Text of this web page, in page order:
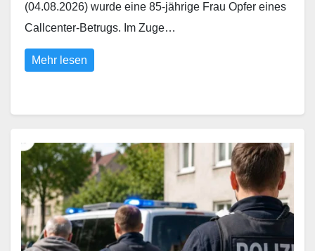
(04.08.2026) wurde eine 85-jährige Frau Opfer eines
Callcenter-Betrugs. Im Zuge…
Mehr lesen